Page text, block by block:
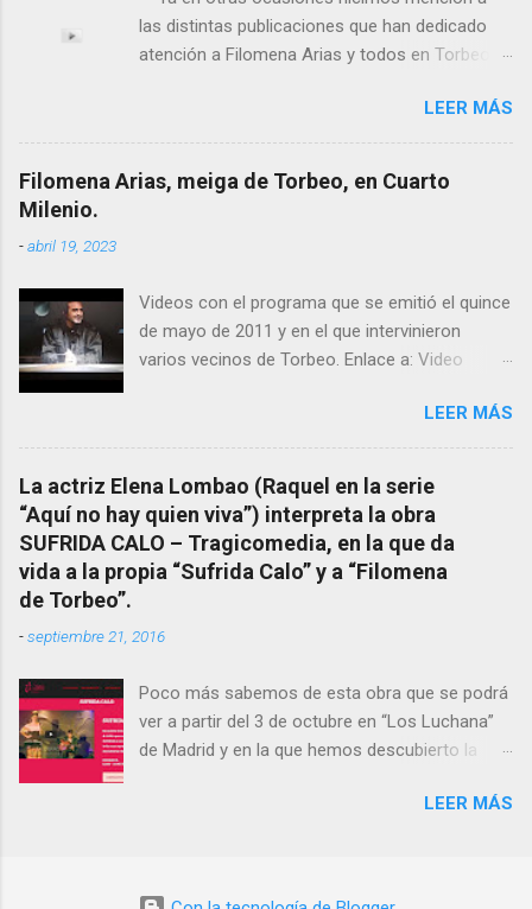
las distintas publicaciones que han dedicado
atención a Filomena Arias y todos en Torbeo
el pasado siglo tuvo esta “curandeira” por sus
“obras y milagros”, pero también como
excelente difusora del nombre de nuestro
pueblo, no en vano es reconocida por muchos
mención a ANTON PATIÑO REGUEIRA (ya
fallecido) cuyo empeño por estudiar y dar a
conocer a esta “sabia” y por ende a Torbeo no
También reproducimos integro el articulo que
en el año 2000 publico Ángel Arnaiz recogiendo
información de primera mano que le
suministraron David (nieto de Filomena) y
algunos vecinos mas del pueblo.
Dejamos para otro momento la ...
LEER MÁS
Filomena Arias, meiga de Torbeo, en Cuarto
Milenio.
-abril 19, 2023
Videos con el programa que se emitió el quince
de mayo de 2011 y en el que intervinieron
varios vecinos de Torbeo. Enlace a: Video
completo emitido en CUARTO MILENIO En
Facebook otra copia con mejor resolución:
Facebook CUARTO MILENIO - Filomena Arias.
LEER MÁS
La actriz Elena Lombao (Raquel en la serie
“Aquí no hay quien viva”) interpreta la obra
SUFRIDA CALO – Tragicomedia, en la que da
vida a la propia “Sufrida Calo” y a “Filomena
de Torbeo”.
-septiembre 21, 2016
Poco más sabemos de esta obra que se podrá
ver a partir del 3 de octubre en “Los Luchana”
de Madrid y en la que hemos descubierto la
verla.- Sinopsis corta SUFRIDA CALO muere y
En nuestra vida vamos almacenando
LEER MÁS